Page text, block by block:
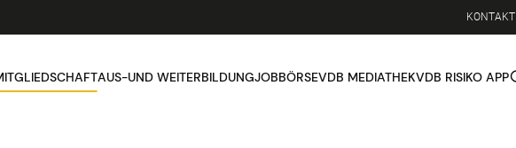
KONTAKT
AUS-UND WEITERBILDUNGJOBBÖRSEVDB MEDIATHEKVDB RISIKO APP